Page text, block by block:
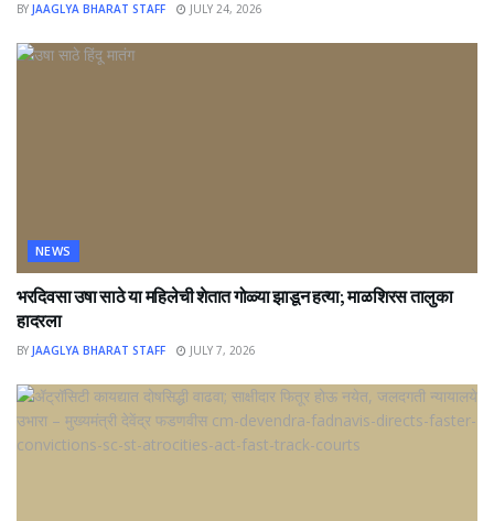
BY JAAGLYA BHARAT STAFF JULY 24, 2026
NEWS
भरदिवसा उषा साठे या महिलेची शेतात गोळ्या झाडून हत्या; माळशिरस तालुका
हादरला
BY JAAGLYA BHARAT STAFF JULY 7, 2026